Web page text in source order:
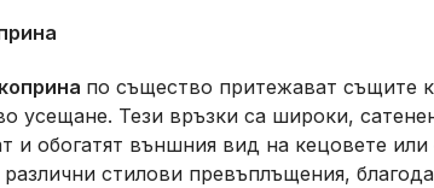
по същество притежават същите
усещане. Тези връзки са широки,
и обогатят външния вид на кецовете
стилови превъплъщения,